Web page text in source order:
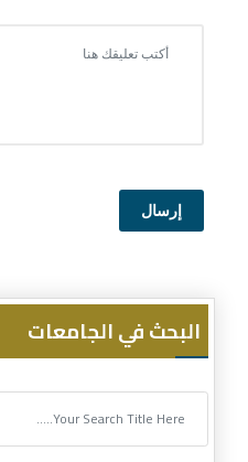
إرسال
البحث في الجامعات